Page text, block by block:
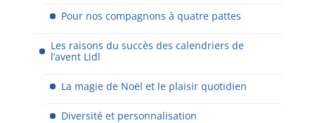
Pour nos compagnons à quatre pattes
Les raisons du succès des calendriers de
l’avent Lidl
La magie de Noël et le plaisir quotidien
Diversité et personnalisation